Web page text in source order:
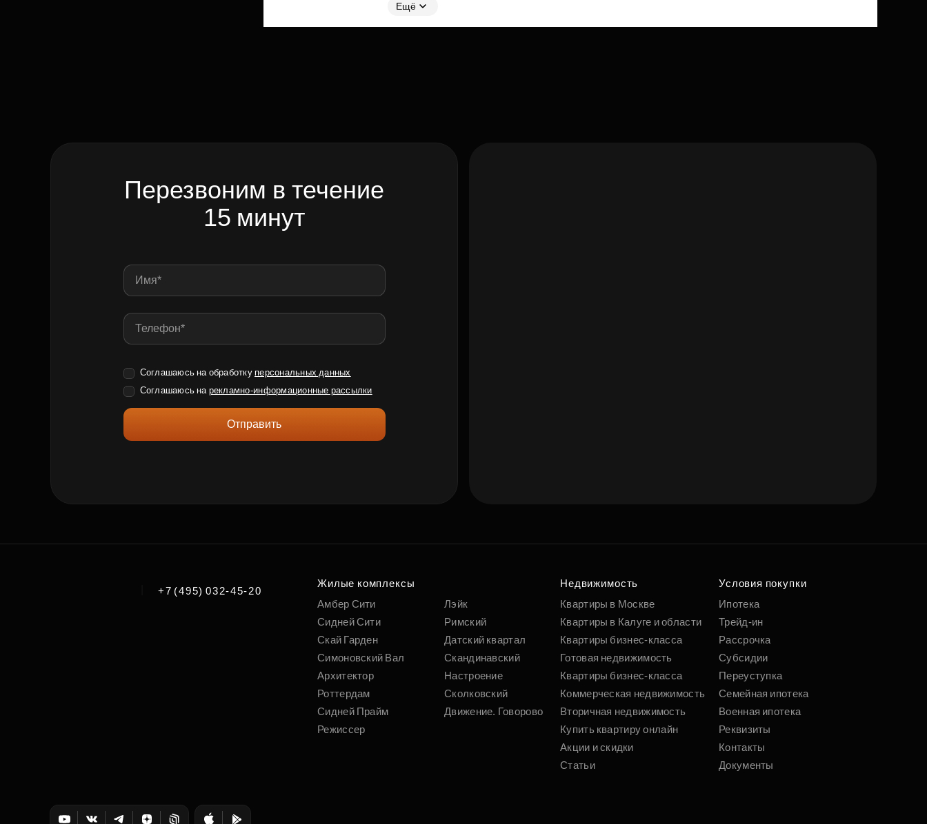
Ещё
Перезвоним в течение
15 минут
Соглашаюсь на обработку персональных данных
Соглашаюсь на рекламно-информационные рассылки
Отправить
+7 (495) 032-45-20
Жилые комплексы
Амбер Сити
Сидней Сити
Скай Гарден
Симоновский Вал
Архитектор
Роттердам
Сидней Прайм
Режиссер
Лэйк
Римский
Датский квартал
Скандинавский
Настроение
Сколковский
Движение. Говорово
Недвижимость
Квартиры в Москве
Квартиры в Калуге и области
Квартиры бизнес-класса
Готовая недвижимость
Квартиры бизнес-класса
Коммерческая недвижимость
Вторичная недвижимость
Купить квартиру онлайн
Акции и скидки
Статьи
Условия покупки
Ипотека
Трейд-ин
Рассрочка
Субсидии
Переуступка
Семейная ипотека
Военная ипотека
Реквизиты
Контакты
Документы